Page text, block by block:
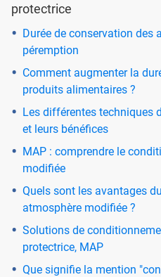
protectrice
Durée de conservation des
péremption
Comment augmenter la
produits alimentaires ?
Les différentes techniques
et leurs bénéfices
MAP : comprendre le
modifiée
Quels sont les avantages
atmosphère modifiée ?
Solutions de
protectrice, MAP
Que signifie la mention